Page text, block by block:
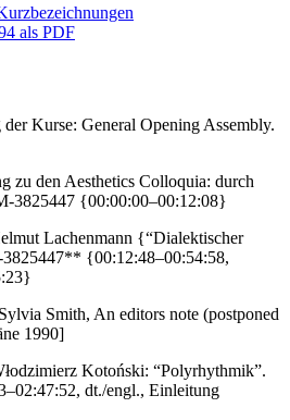
als PDF
Kurse: General Opening Assembly.
zu den Aesthetics Colloquia: durch
3825447 {00:00:00–00:12:08}
Lachenmann {“Dialektischer
{00:12:48–00:54:58,
Smith, An editors note (postponed
1990]
Kotoński: “Polyrhythmik”.
dt./engl., Einleitung